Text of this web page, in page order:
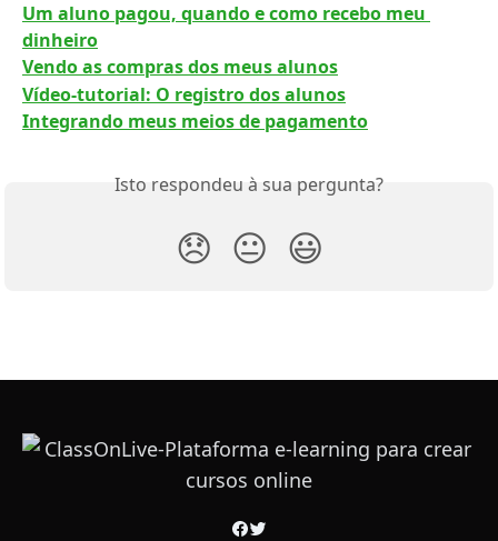
Um aluno pagou, quando e como recebo meu
dinheiro
Vendo as compras dos meus alunos
Vídeo-tutorial: O registro dos alunos
Integrando meus meios de pagamento
Isto respondeu à sua pergunta?
😞 😐 😃